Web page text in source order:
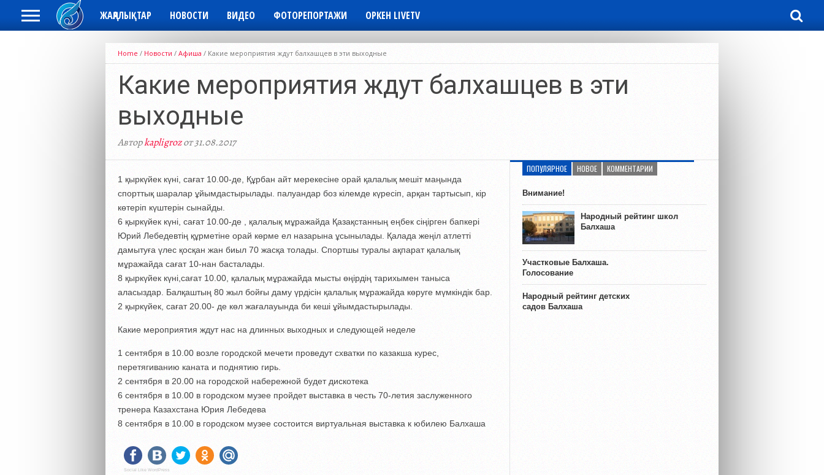
ЖАҢАЛЫҚТАР НОВОСТИ ВИДЕО ФОТОРЕПОРТАЖИ ОРКЕН LIVETV
Home / Новости / Афиша / Какие мероприятия ждут балхашцев в эти выходные
Какие мероприятия ждут балхашцев в эти
выходные
Авторkapligrozот 31.08.2017
1 қыркүйек күні, сағат 10.00-де, Құрбан айт мерекесіне орай қалалық мешіт маңында
спорттық шаралар ұйымдастырылады. палуандар боз кілемде күресіп, арқан тартысып, кір
көтеріп күштерін сынайды.
6 қыркүйек күні, сағат 10.00-де , қалалық мұражайда Қазақстанның еңбек сіңірген бапкері
Юрий Лебедевтің құрметіне орай көрме ел назарына ұсынылады. Қалада жеңіл атлетті
дамытуға үлес қосқан жан биыл 70 жасқа толады. Спортшы туралы ақпарат қалалық
мұражайда сағат 10-нан басталады.
8 қыркүйек күні,сағат 10.00, қалалық мұражайда мысты өңірдің тарихымен таныса
аласыздар. Балқаштың 80 жыл бойғы даму үрдісін қалалық мұражайда көруге мүмкіндік бар.
2 қыркүйек, сағат 20.00- де көл жағалауында би кеші ұйымдастырылады.
Какие мероприятия ждут нас на длинных выходных и следующей неделе
1 сентября в 10.00 возле городской мечети проведут схватки по казакша курес,
перетягиванию каната и поднятию гирь.
2 сентября в 20.00 на городской набережной будет дискотека
6 сентября в 10.00 в городском музее пройдет выставка в честь 70-летия заслуженного
тренера Казахстана Юрия Лебедева
8 сентября в 10.00 в городском музее состоится виртуальная выставка к юбилею Балхаша
Social Like WordPress
ПОПУЛЯРНОЕ НОВОЕ КОММЕНТАРИИ
Внимание!
Народный рейтинг школ
Балхаша
Участковые Балхаша.
Голосование
Народный рейтинг детских
садов Балхаша